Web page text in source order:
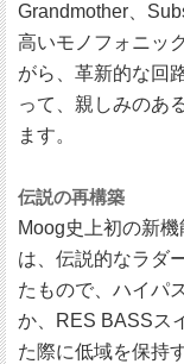
Grandmother、
高いモノフォニッ
がら、革新的な回
って、親しみのあ
ます。
伝説の再構築
Moog史上初の新
は、伝説的なラダ
たもので、ハイパ
か、RES BASSス
た際に低域を保持